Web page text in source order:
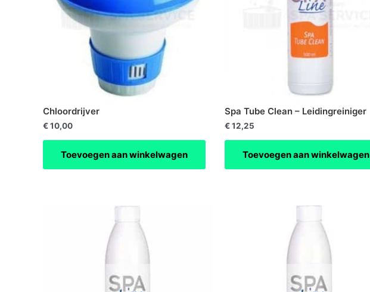
Chloordrijver
€10,00
Toevoegen aan winkelwagen
Spa Tube Clean – Leidingreiniger
€12,25
Toevoegen aan winkelwagen